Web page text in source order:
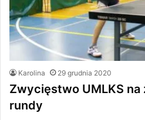
Karolina 29 grudnia 2020
Zwycięstwo UMLKS na
rundy